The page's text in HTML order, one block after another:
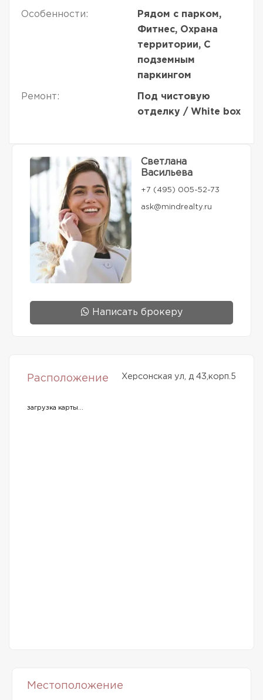
Особенности:
Рядом с парком,
Фитнес, Охрана
территории, С
подземным
паркингом
Ремонт:
Под чистовую
отделку / White box
Светлана
Васильева
+7 (495) 005-52-73
ask@mindrealty.ru
Написать брокеру
Расположение Херсонская ул, д 43,корп.5
загрузка карты...
Местоположение